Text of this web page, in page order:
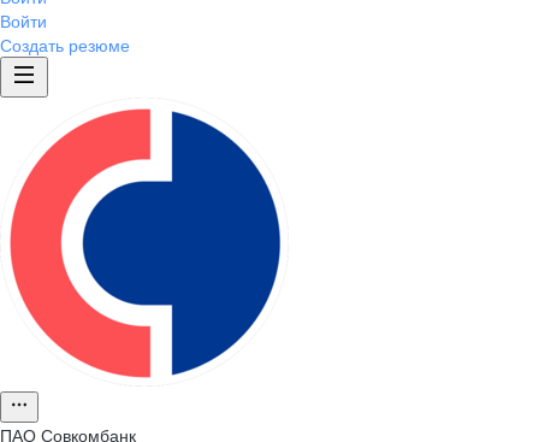
Войти
Создать резюме
ПАО Совкомбанк